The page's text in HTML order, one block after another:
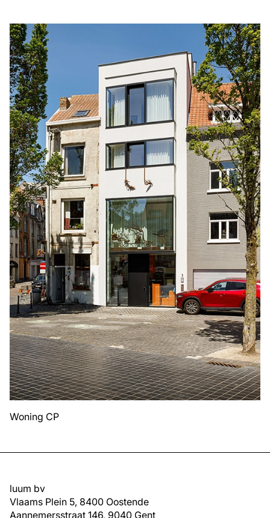
Woning CP
luum bv
Vlaams Plein 5, 8400 Oostende
Aannemersstraat 146, 9040 Gent